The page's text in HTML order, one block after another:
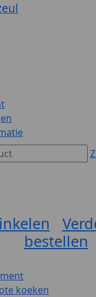
bestellen
koeken